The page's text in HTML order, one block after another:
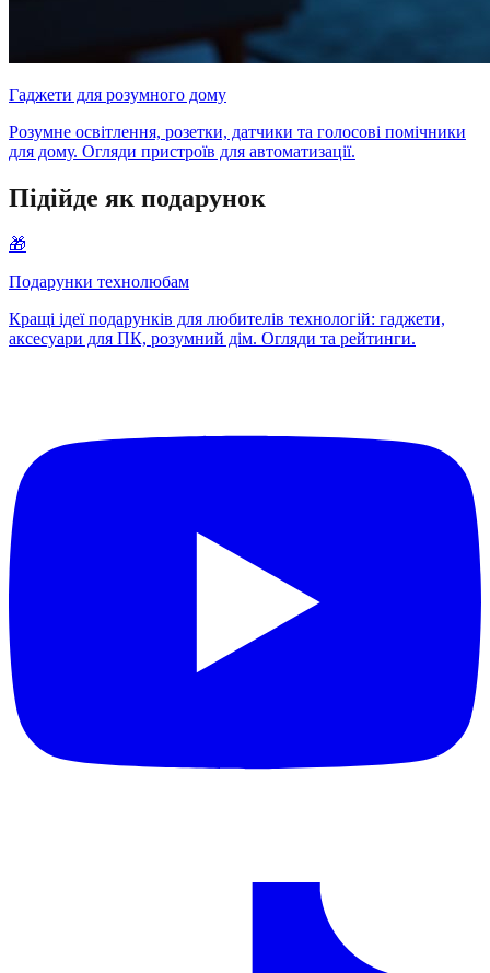
Гаджети для розумного дому
Розумне освітлення, розетки, датчики та голосові помічники
для дому. Огляди пристроїв для автоматизації.
Підійде як подарунок
🎁
Подарунки технолюбам
Кращі ідеї подарунків для любителів технологій: гаджети,
аксесуари для ПК, розумний дім. Огляди та рейтинги.